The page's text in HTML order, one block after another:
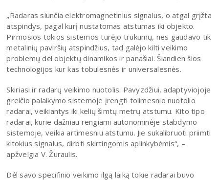
„Radaras siunčia elektromagnetinius signalus, o atgal grįžta
atspindys, pagal kurį nustatomas atstumas iki objekto.
Pirmosios tokios sistemos turėjo trūkumų, nes gaudavo tik
metalinių paviršių atspindžius, tad galėjo kilti veikimo
problemų dėl objektų dinamikos ir panašiai. Šiandien šios
technologijos kur kas tobulesnės ir universalesnės.
Skiriasi ir radarų veikimo nuotolis. Pavyzdžiui, adaptyviojoje
greičio palaikymo sistemoje įrengti tolimesnio nuotolio
radarai, veikiantys iki kelių šimtų metrų atstumu. Kito tipo
radarai, kurie dažniau rengiami autonominėje stabdymo
sistemoje, veikia artimesniu atstumu. Jie sukalibruoti priimti
kitokius signalus, dirbti skirtingomis aplinkybėmis“, –
apžvelgia V. Žuraulis.
Dėl savo specifinio veikimo ilgą laiką tokie radarai buvo